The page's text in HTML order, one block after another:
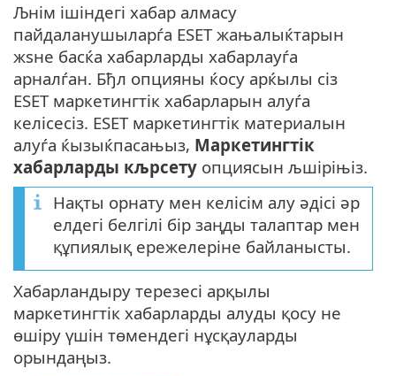
Љнім ішіндегі хабар алмасу
пайдаланушыларѓа ESET жањалыќтарын
жѕне басќа хабарларды хабарлауѓа
арналѓан. Бђл опцияны ќосу арќылы сіз
ESET маркетингтік хабарларын алуѓа
келісесіз. ESET маркетингтік материалын
алуѓа ќызыќпасањыз, Маркетингтік
хабарларды кљрсету опциясын љшіріњіз.
Нақты орнату мен келісім алу әдісі әр
елдегі белгілі бір заңды талаптар мен
құпиялық ережелеріне байланысты.
Хабарландыру терезесі арқылы
маркетингтік хабарларды алуды қосу не
өшіру үшін төмендегі нұсқауларды
орындаңыз.